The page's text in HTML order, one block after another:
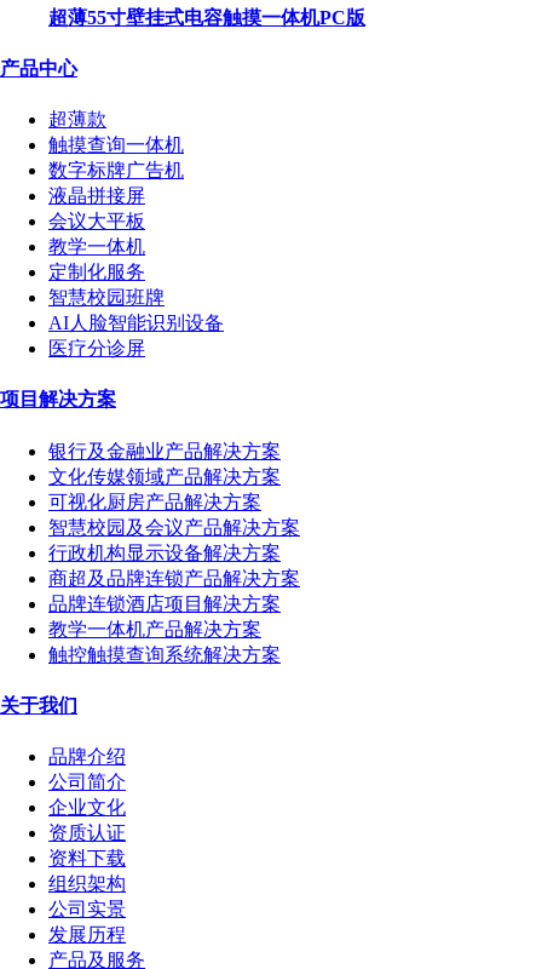
超薄55寸壁挂式电容触摸一体机PC版
产品中心
超薄款
触摸查询一体机
数字标牌广告机
液晶拼接屏
会议大平板
教学一体机
定制化服务
智慧校园班牌
AI人脸智能识别设备
医疗分诊屏
项目解决方案
银行及金融业产品解决方案
文化传媒领域产品解决方案
可视化厨房产品解决方案
智慧校园及会议产品解决方案
行政机构显示设备解决方案
商超及品牌连锁产品解决方案
品牌连锁酒店项目解决方案
教学一体机产品解决方案
触控触摸查询系统解决方案
关于我们
品牌介绍
公司简介
企业文化
资质认证
资料下载
组织架构
公司实景
发展历程
产品及服务